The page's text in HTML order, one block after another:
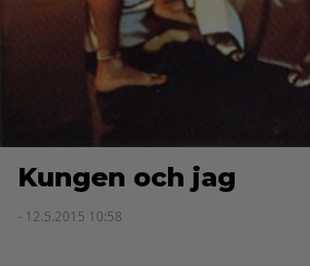
Kungen och jag
- 12.5.2015 10:58